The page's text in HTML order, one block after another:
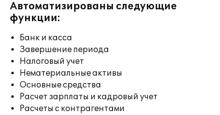
Автоматизированы следующие
функции:
Банк и касса
Завершение периода
Налоговый учет
Нематериальные активы
Основные средства
Расчет зарплаты и кадровый учет
Расчеты с контрагентами